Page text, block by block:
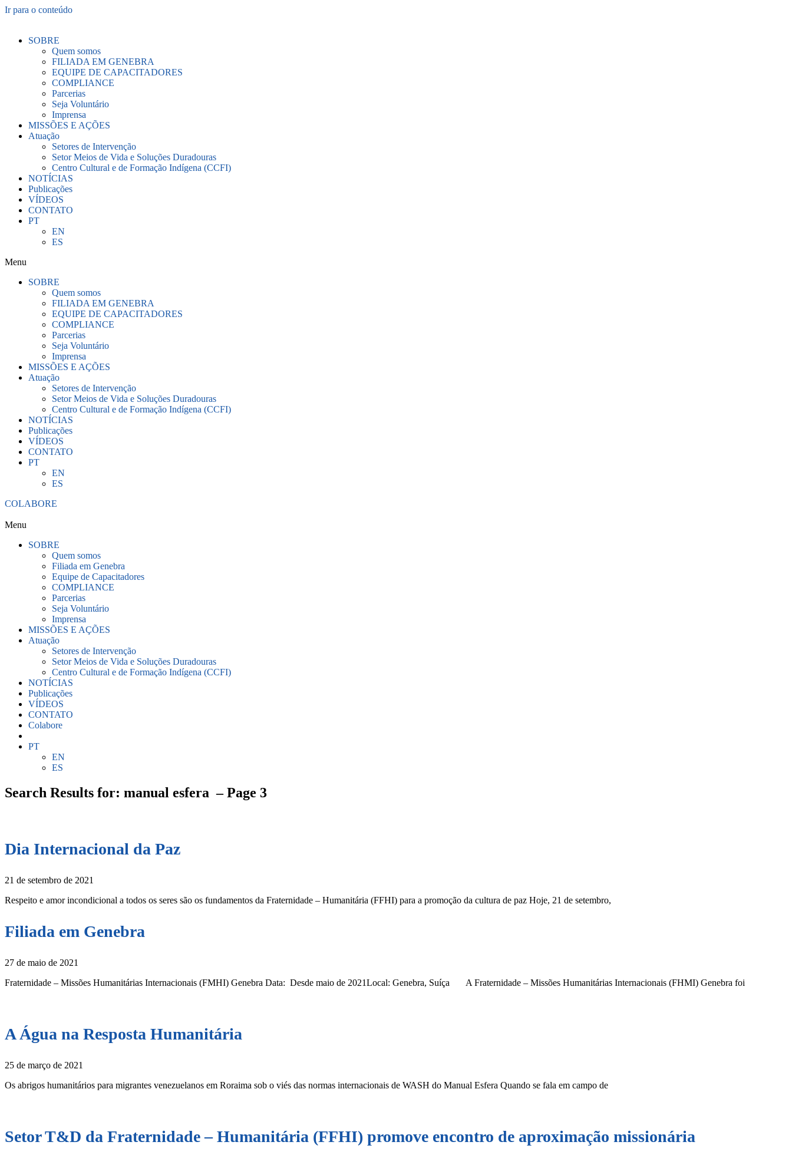
Ir para o conteúdo
SOBRE
Quem somos
FILIADA EM GENEBRA
EQUIPE DE CAPACITADORES
COMPLIANCE
Parcerias
Seja Voluntário
Imprensa
MISSÕES E AÇÕES
Atuação
Setores de Intervenção
Setor Meios de Vida e Soluções Duradouras
Centro Cultural e de Formação Indígena (CCFI)
NOTÍCIAS
Publicações
VÍDEOS
CONTATO
PT
EN
ES
Menu
SOBRE
Quem somos
FILIADA EM GENEBRA
EQUIPE DE CAPACITADORES
COMPLIANCE
Parcerias
Seja Voluntário
Imprensa
MISSÕES E AÇÕES
Atuação
Setores de Intervenção
Setor Meios de Vida e Soluções Duradouras
Centro Cultural e de Formação Indígena (CCFI)
NOTÍCIAS
Publicações
VÍDEOS
CONTATO
PT
EN
ES
COLABORE
Menu
SOBRE
Quem somos
Filiada em Genebra
Equipe de Capacitadores
COMPLIANCE
Parcerias
Seja Voluntário
Imprensa
MISSÕES E AÇÕES
Atuação
Setores de Intervenção
Setor Meios de Vida e Soluções Duradouras
Centro Cultural e de Formação Indígena (CCFI)
NOTÍCIAS
Publicações
VÍDEOS
CONTATO
Colabore
PT
EN
ES
Search Results for: manual esfera – Page 3
Dia Internacional da Paz
21 de setembro de 2021
Respeito e amor incondicional a todos os seres são os fundamentos da Fraternidade – Humanitária (FFHI) para a promoção da cultura de paz Hoje, 21 de setembro,
Filiada em Genebra
27 de maio de 2021
Fraternidade – Missões Humanitárias Internacionais (FMHI) Genebra Data: Desde maio de 2021Local: Genebra, Suíça A Fraternidade – Missões Humanitárias Internacionais (FHMI) Genebra foi
A Água na Resposta Humanitária
25 de março de 2021
Os abrigos humanitários para migrantes venezuelanos em Roraima sob o viés das normas internacionais de WASH do Manual Esfera Quando se fala em campo de
Setor T&D da Fraternidade – Humanitária (FFHI) promove encontro de aproximação missionária